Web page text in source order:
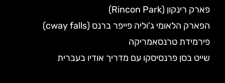
פארק רינקון (Rincon Park)
הפארק הלאומי ג'וליה פייפר ברנס (cway falls)
פירמידת טרנסאמריקה
שייט בסן פרנסיסקו עם מדריך אודיו בעברית